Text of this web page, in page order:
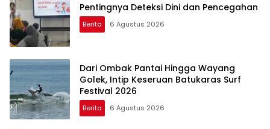
Pentingnya Deteksi Dini dan Pencegahan
Berita 6 Agustus 2026
Dari Ombak Pantai Hingga Wayang
Golek, Intip Keseruan Batukaras Surf
Festival 2026
Berita 6 Agustus 2026